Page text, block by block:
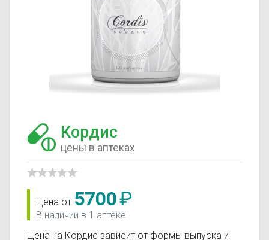
Кордис
цены в аптеках
Цена от 5700₽
В наличии в 1 аптеке
Цена на Кордис зависит от формы выпуска и